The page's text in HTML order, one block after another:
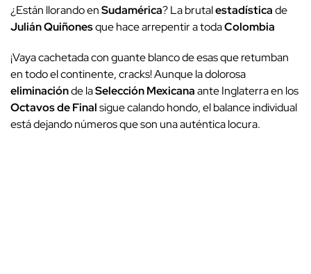
¿Están llorando enSudamérica? La brutalestadísticade
Julián Quiñonesque hace arrepentir a todaColombia
¡Vaya cachetada con guante blanco de esas que retumban
en todo el continente, cracks! Aunque la dolorosa
eliminaciónde laSelección Mexicanaante Inglaterra en los
Octavos de Finalsigue calando hondo, el balance individual
está dejando números que son una auténtica locura.